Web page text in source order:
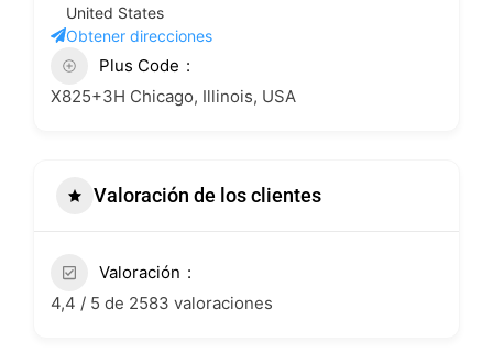
United States
Obtener direcciones
Plus Code
X825+3H Chicago, Illinois, USA
Valoración de los clientes
Valoración
4,4 / 5 de 2583 valoraciones